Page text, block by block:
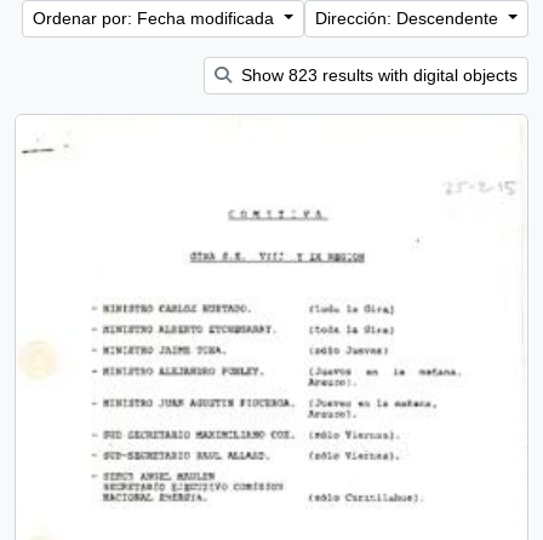
Ordenar por: Fecha modificada
Dirección: Descendente
Show 823 results with digital objects